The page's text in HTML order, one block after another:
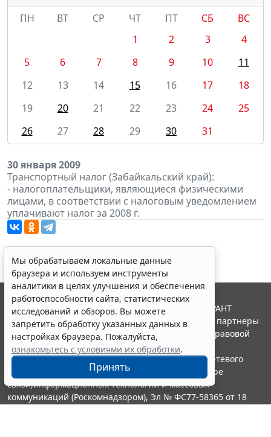
ПН
ВТ СР ЧТ ПТ СБ
ВС
1
2 3
4
5
6 7 8 9 10
11
12
13 14 15 16 17
18
19
20 21 22 23 24
25
26
27 28 29 30 31
30 января 2009
Транспортный налог (Забайкальский край):
- налогоплательщики, являющиеся физическими
лицами, в соответствии с налоговым уведомлением
уплачивают налог за 2008 г.
Мы обрабатываем локальные данные
браузера и используем инструменты
аналитики в целях улучшения и обеспечения
работоспособности сайта, статистических
исследований и обзоров. Вы можете
запретить обработку указанных данных в
настройках браузера. Пожалуйста,
ознакомьтесь с условиями их обработки.
Принять
© ООО "НПП "ГАРАНТ-СЕРВИС", 2026. Система ГАРАНТ
выпускается с 1990 года. Компания "Гарант" и ее партнеры
являются участниками Российской ассоциации правовой
информации ГАРАНТ.
Портал ГАРАНТ.РУ зарегистрирован в качестве сетевого
издания Федеральной службой по надзору в сфере
связи,информационных технологий и массовых
коммуникаций (Роскомнадзором), Эл № ФС77-58365 от 18